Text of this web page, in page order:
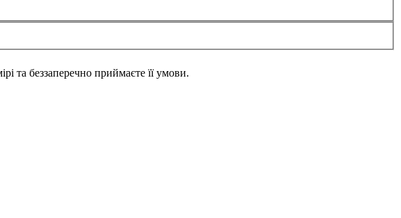
та беззаперечно приймаєте її умови.